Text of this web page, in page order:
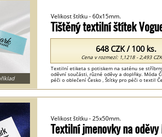
Tištěný textilní štítek
Velikost štítku - 60x15mm.
Textilní etiketa s potiskem na saténu se
oděvní součásti, různé oděvy a doplňky. Móda
péči o oblečení Česko , Štítky pro péči o textil
648 CZK / 100 ks.
Cena v rozmezí: 1,1218 - 2,493
Textilní jmenovky na oděvy
Velikost štítku - 25x50mm.